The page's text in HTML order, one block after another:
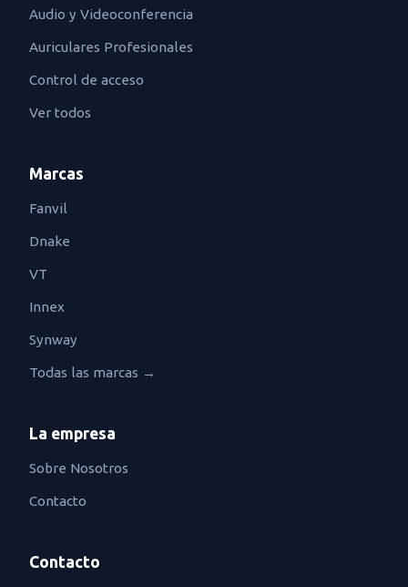
Audio y Videoconferencia
Auriculares Profesionales
Control de acceso
Ver todos
Marcas
Fanvil
Dnake
VT
Innex
Synway
Todas las marcas →
La empresa
Sobre Nosotros
Contacto
Contacto